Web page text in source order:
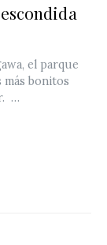
el parque
más bonitos
…